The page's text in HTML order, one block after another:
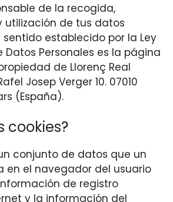
de la recogida,
utilización de tus datos
sentido establecido por la Ley
Datos Personales es la página
de Llorenç Real
Josep Verger 10. 07010
(España).
cookies?
conjunto de datos que un
en el navegador del usuario
de registro
y la información del